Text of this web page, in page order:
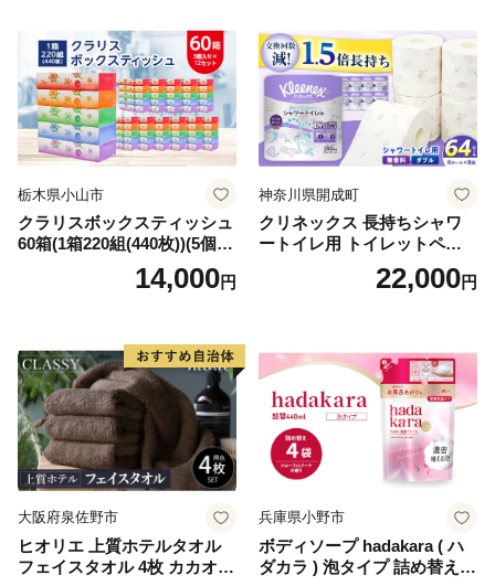
倶知安町 日用品
栃木県小山市
クラリスボックスティッシュ
60箱(1箱220組(440枚))(5個入
り×12セット)【1256759】
14,000円
神奈川県開成町
クリネックス 長持ちシャワ
ートイレ用 トイレットペー
パー（ダブル）64ロール(8ロ
ール×8パック) 開成町 トイレ
蓄 防災 エコ 消耗品 生活雑貨
生活用品 無香料 トイレット
ペーパー ダブル といれっと
ぺーぱー トイレ クレシア ト
イレットペーパー [BDBH002
-1]
22,000円
大阪府泉佐野市
ヒオリエ 上質ホテルタオル
フェイスタオル 4枚 カカオ
兵庫県小野市
ボディソープ hadakara ( ハ
ダカラ ) 泡タイプ 詰め替え 4